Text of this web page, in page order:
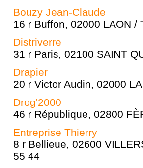
Bouzy Jean-Claude
16 r Buffon, 02000 LAON /
Distriverre
31 r Paris, 02100 SAINT
Drapier
20 r Victor Audin, 02000
Drog'2000
46 r République, 02800
Entreprise Thierry
8 r Bellieue, 02600
55 44